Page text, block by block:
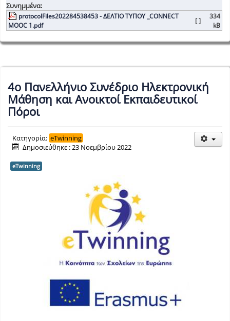
Συνημμένα:
protocolFiles202284538453 - ΔΕΛΤΙΟ ΤΥΠΟΥ _CONNECT
MOOC 1.pdf
[ ]
334
kB
4ο Πανελλήνιο Συνέδριο Ηλεκτρονική
Μάθηση και Ανοικτοί Εκπαιδευτικοί
Πόροι
Κατηγορία: eTwinning
Δημοσιεύθηκε : 23 Νοεμβρίου 2022
eTwinning